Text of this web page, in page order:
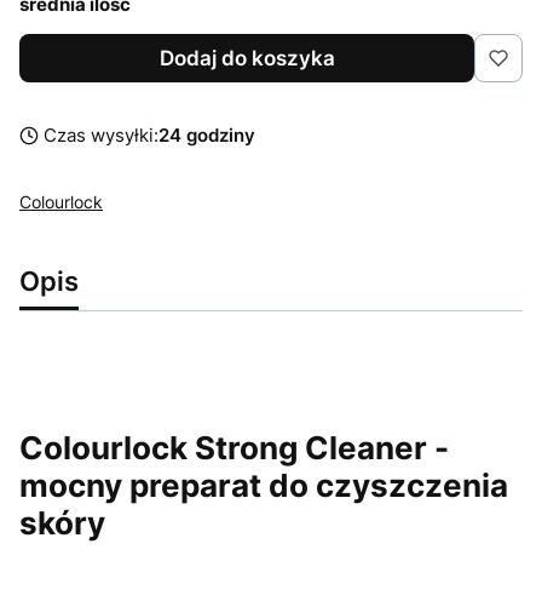
Dodaj do koszyka
Czas wysyłki:24 godziny
Colourlock
Opis
Colourlock Strong Cleaner -
mocny preparat do czyszczenia
skóry